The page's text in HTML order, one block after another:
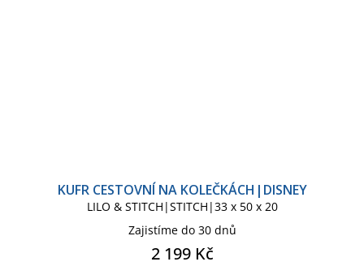
KUFR CESTOVNÍ NA KOLEČKÁCH|DISNEY
LILO & STITCH|STITCH|33 x 50 x 20
Zajistíme do 30 dnů
2 199 Kč